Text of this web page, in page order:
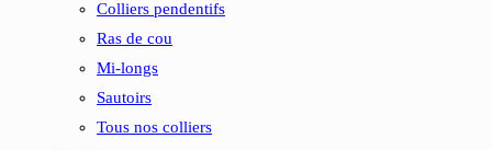
Colliers pendentifs
Ras de cou
Mi-longs
Sautoirs
Tous nos colliers